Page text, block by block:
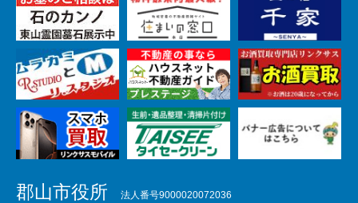
郡山市役所 法人番号9000020072036